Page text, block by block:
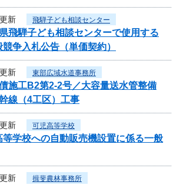
新 飛騨子ども相談センター
飛騨子ども相談センターで使用する
争入札公告（単価契約）
新 東部広域水道事務所
施工B2第2-2号／大容量送水管整備
線（4工区）工事
新 可児高等学校
学校への自動販売機設置に係る一般
新 揖斐農林事務所